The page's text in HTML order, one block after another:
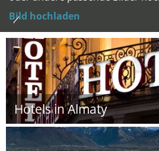
Bild hochladen
Hotels in Almaty